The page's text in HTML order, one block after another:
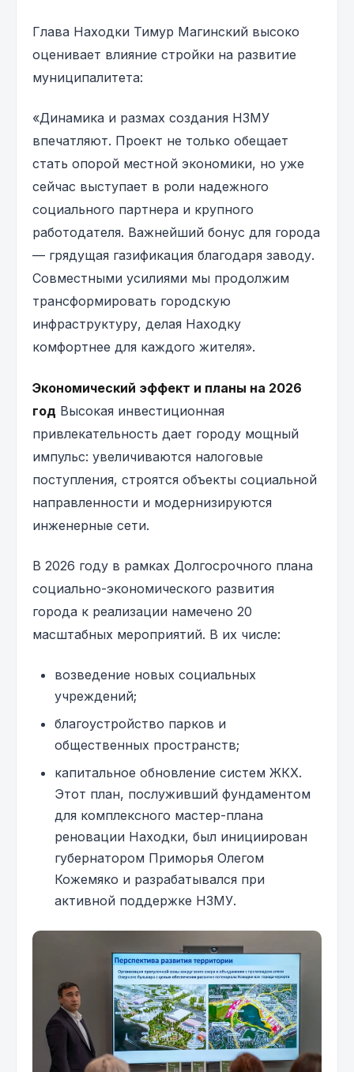
Глава Находки Тимур Магинский высоко
оценивает влияние стройки на развитие
муниципалитета:
«Динамика и размах создания НЗМУ
впечатляют. Проект не только обещает
стать опорой местной экономики, но уже
сейчас выступает в роли надежного
социального партнера и крупного
работодателя. Важнейший бонус для города
— грядущая газификация благодаря заводу.
Совместными усилиями мы продолжим
трансформировать городскую
инфраструктуру, делая Находку
комфортнее для каждого жителя».
Экономический эффект и планы на 2026
год Высокая инвестиционная
привлекательность дает городу мощный
импульс: увеличиваются налоговые
поступления, строятся объекты социальной
направленности и модернизируются
инженерные сети.
В 2026 году в рамках Долгосрочного плана
социально-экономического развития
города к реализации намечено 20
масштабных мероприятий. В их числе:
возведение новых социальных
учреждений;
благоустройство парков и
общественных пространств;
капитальное обновление систем ЖКХ.
Этот план, послуживший фундаментом
для комплексного мастер-плана
реновации Находки, был инициирован
губернатором Приморья Олегом
Кожемяко и разрабатывался при
активной поддержке НЗМУ.